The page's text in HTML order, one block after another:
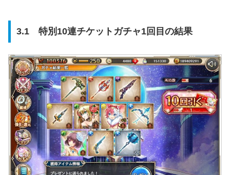
3.1 特別10連チケットガチャ1回目の結果